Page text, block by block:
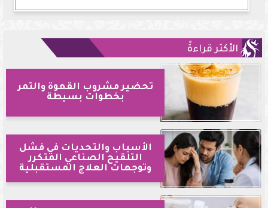
الأكثر قراءةً
تحضير مشروب القهوة والتمر
بخطوات بسيطة
الأسباب والتحديات في فشل
التلقيح الصناعي المتكرر
وتوجهات العلاج المستقبلية